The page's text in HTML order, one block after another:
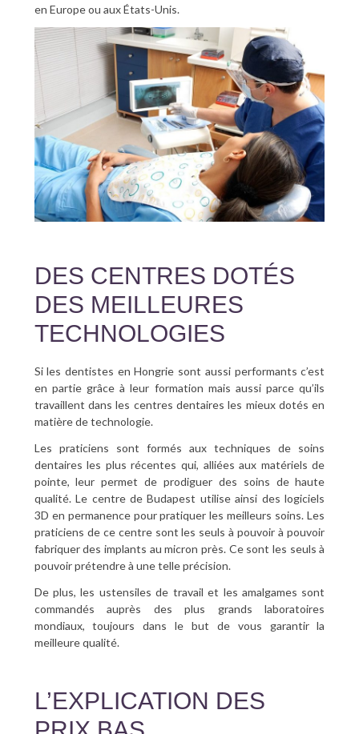
en Europe ou aux États-Unis.
DES CENTRES DOTÉS
DES MEILLEURES
TECHNOLOGIES
Si les dentistes en Hongrie sont aussi performants c’est
en partie grâce à leur formation mais aussi parce qu’ils
travaillent dans les centres dentaires les mieux dotés en
matière de technologie.
Les praticiens sont formés aux techniques de soins
dentaires les plus récentes qui, alliées aux matériels de
pointe, leur permet de prodiguer des soins de haute
qualité. Le centre de Budapest utilise ainsi des logiciels
3D en permanence pour pratiquer les meilleurs soins. Les
praticiens de ce centre sont les seuls à pouvoir à pouvoir
fabriquer des implants au micron près. Ce sont les seuls à
pouvoir prétendre à une telle précision.
De plus, les ustensiles de travail et les amalgames sont
commandés auprès des plus grands laboratoires
mondiaux, toujours dans le but de vous garantir la
meilleure qualité.
L’EXPLICATION DES